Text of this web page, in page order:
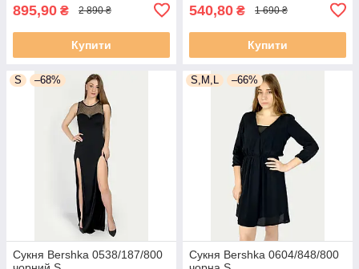
895,90 ₴ 2 890 ₴
Купити
540,80 ₴ 1 690 ₴
Купити
S –68%
Сукня Bershka 0538/187/800
S,M,L –66%
Сукня Bershka 0604/848/800